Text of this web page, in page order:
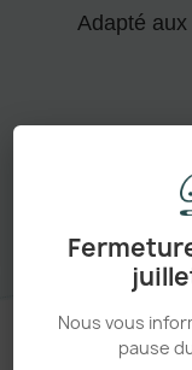
Nous vous
pause
Adapté
Sans